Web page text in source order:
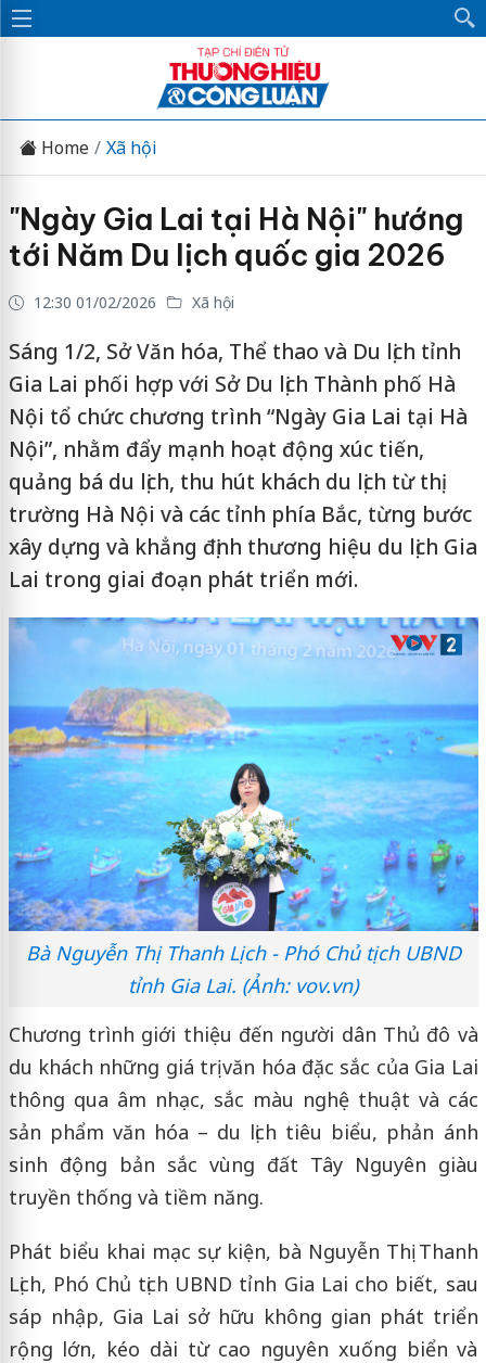
Home Xã hội
"Ngày Gia Lai tại Hà Nội" hướng
tới Năm Du lịch quốc gia 2026
12:30 01/02/2026 Xã hội
Sáng 1/2, Sở Văn hóa, Thể thao và Du lịch tỉnh
Gia Lai phối hợp với Sở Du lịch Thành phố Hà
Nội tổ chức chương trình “Ngày Gia Lai tại Hà
Nội”, nhằm đẩy mạnh hoạt động xúc tiến,
quảng bá du lịch, thu hút khách du lịch từ thị
trường Hà Nội và các tỉnh phía Bắc, từng bước
xây dựng và khẳng định thương hiệu du lịch Gia
Lai trong giai đoạn phát triển mới.
Bà Nguyễn Thị Thanh Lịch - Phó Chủ tịch UBND
tỉnh Gia Lai. (Ảnh: vov.vn)
Chương trình giới thiệu đến người dân Thủ đô và
du khách những giá trị văn hóa đặc sắc của Gia Lai
thông qua âm nhạc, sắc màu nghệ thuật và các
sản phẩm văn hóa – du lịch tiêu biểu, phản ánh
sinh động bản sắc vùng đất Tây Nguyên giàu
truyền thống và tiềm năng.
Phát biểu khai mạc sự kiện, bà Nguyễn Thị Thanh
Lịch, Phó Chủ tịch UBND tỉnh Gia Lai cho biết, sau
sáp nhập, Gia Lai sở hữu không gian phát triển
rộng lớn, kéo dài từ cao nguyên xuống biển và